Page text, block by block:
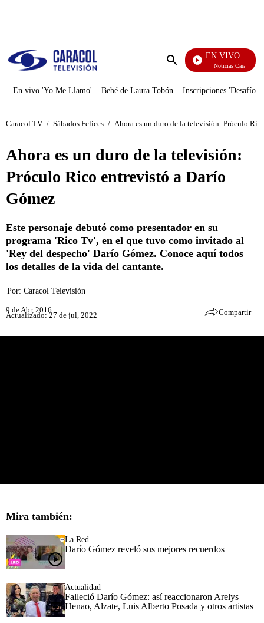
Enviar
EN VIVO
Noticias Caracol
En vivo 'Yo Me Llamo' Bebé de Laura Tobón Inscripciones 'Desafío'
Caracol TV / Sábados Felices / Ahora es un duro de la televisión: Próculo
Ahora es un duro de la televisión:
Próculo Rico entrevistó a Darío
Gómez
Este personaje debutó como presentador en su
programa 'Rico Tv', en el que tuvo como invitado al
'Rey del despecho' Darío Gómez. Conoce aquí todos
los detalles de la vida del cantante.
Por: Caracol Televisión
9 de Abr, 2016
Actualizado: 27 de jul, 2022 Compartir
Mira también:
La Red
Darío Gómez reveló sus mejores recuerdos
Actualidad
Falleció Darío Gómez: así reaccionaron Arelys
Henao, Alzate, Luis Alberto Posada y otros artistas